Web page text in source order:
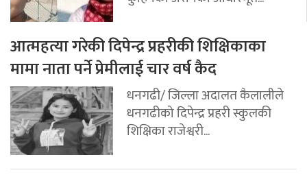
आत्महत्या गरेकी दिपेन्द्र प्रहरीकी शिक्षिकाका
मामा नाता पर्ने प्रेमीलाई चार वर्ष कैद
धनगढी/ जिल्ला अदालत कैलालीले
धनगढीको दिपेन्द्र प्रहरी स्कुलकी
शिक्षिका राजेश्वरी...